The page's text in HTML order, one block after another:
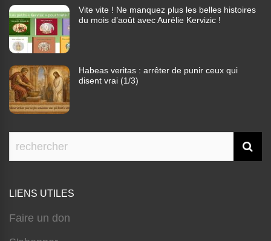
Vite vite ! Ne manquez plus les belles histoires
du mois d’août avec Aurélie Kervizic !
Habeas veritas : arrêter de punir ceux qui
disent vrai (1/3)
LIENS UTILES
Faire un don